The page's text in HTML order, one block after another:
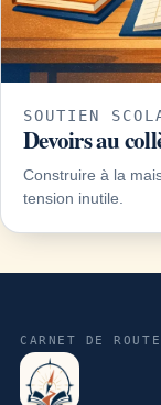
SOUTIEN
Devoirs au
Construire à la
tension inutile.
CARNET DE